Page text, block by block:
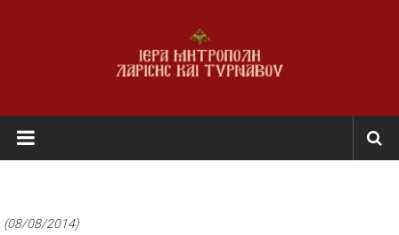
Ι.Μ.
Λαρίσης
Τυρνάβου
(08/08/2014)